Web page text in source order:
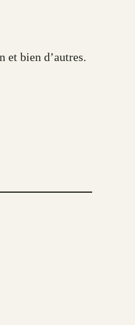
et bien d’autres.